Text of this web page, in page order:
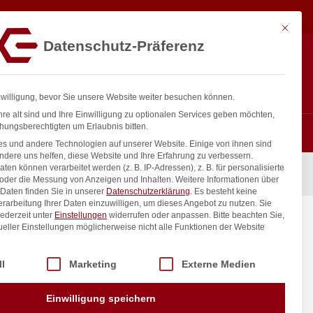
510x540x(H)480mm
5,6L,
inkl. / exkl. MwSt.
€ exkl. MwSt. In den Warenkorb
Mit
Datenschutz-Präferenz
bevor Sie unsere Website weiter besuchen können.
alt sind und Ihre Einwilligung zu optionalen Services geben möchten,
um Erlaubnis bitten.
und andere Technologien auf unserer Website. Einige von ihnen sind
uns helfen, diese Website und Ihre Erfahrung zu verbessern.
können verarbeitet werden (z. B. IP-Adressen), z. B. für personalisierte
die Messung von Anzeigen und Inhalten. Weitere Informationen über
finden Sie in unserer Datenschutzerklärung. Es besteht keine
Ihrer Daten einzuwilligen, um dieses Angebot zu nutzen. Sie
unter Einstellungen widerrufen oder anpassen. Bitte beachten Sie,
Einstellungen möglicherweise nicht alle Funktionen der Website
Service-Gruppen, für die eine Einwilligung erteilt werden kann.
Marketing Externe Medien
Einwilligung speichern